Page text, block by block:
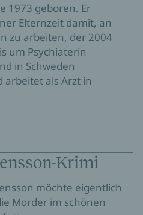
1973 geboren. Er
Elternzeit damit, an
zu arbeiten, der 2004
um Psychiaterin
in Schweden
arbeitet als Arzt in
Krimi
möchte eigentlich
Mörder im schönen